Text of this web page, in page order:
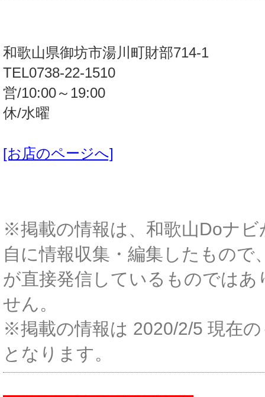
和歌山県御坊市湯川町財部714-1
TEL0738-22-1510
営/10:00～19:00
休/水曜
[お店のページへ]
※掲載の情報は、和歌山Doナビ
自に情報収集・編集したもので
が直接発信しているものではあ
せん。
※掲載の情報は 2020/2/5 現在
となります。